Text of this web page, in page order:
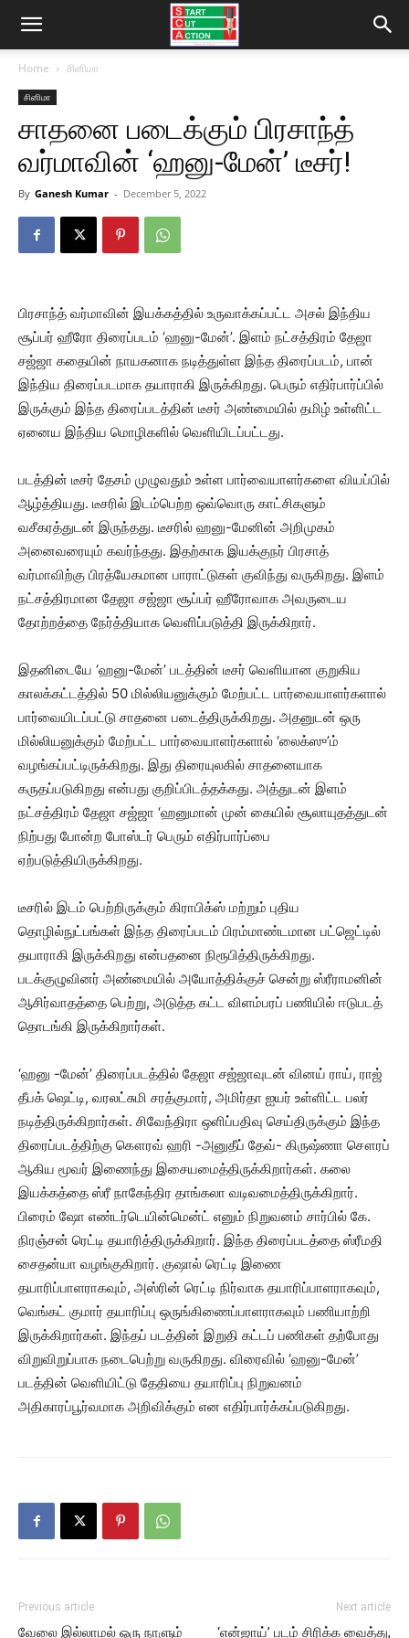
Home சினிமா
சினிமா
சாதனை படைக்கும் பிரசாந்த்
வர்மாவின் ‘ஹனு-மேன்’ டீசர்!
By Ganesh Kumar - December 5, 2022
பிரசாந்த் வர்மாவின் இயக்கத்தில் உருவாக்கப்பட்ட அசல் இந்திய
சூப்பர் ஹீரோ திரைப்படம் ‘ஹனு-மேன்’. இளம் நட்சத்திரம் தேஜா
சஜ்ஜா கதையின் நாயகனாக நடித்துள்ள இந்த திரைப்படம், பான்
இந்திய திரைப்படமாக தயாராகி இருக்கிறது. பெரும் எதிர்பார்ப்பில்
இருக்கும் இந்த திரைப்படத்தின் டீசர் அண்மையில் தமிழ் உள்ளிட்ட
ஏனைய இந்திய மொழிகளில் வெளியிடப்பட்டது.‌
படத்தின் டீசர் தேசம் முழுவதும் உள்ள பார்வையாளர்களை வியப்பில்
ஆழ்த்தியது. டீசரில் இடம்பெற்ற ஒவ்வொரு காட்சிகளும்
வசீகரத்துடன் இருந்தது. டீசரில் ஹனு-மேனின் அறிமுகம்
அனைவரையும் கவர்ந்தது. இதற்காக இயக்குநர் பிரசாத்
வர்மாவிற்கு பிரத்யேகமான பாராட்டுகள் குவிந்து வருகிறது. இளம்
நட்சத்திரமான தேஜா சஜ்ஜா சூப்பர் ஹீரோவாக அவருடைய
தோற்றத்தை நேர்த்தியாக வெளிப்படுத்தி இருக்கிறார்.
இதனிடையே ‘ஹனு-மேன்’ படத்தின் டீசர் வெளியான குறுகிய
காலக்கட்டத்தில் 50 மில்லியனுக்கும் மேற்பட்ட பார்வையாளர்களால்
பார்வையிடப்பட்டு சாதனை படைத்திருக்கிறது. அதனுடன் ஒரு
மில்லியனுக்கும் மேற்பட்ட பார்வையாளர்களால் ‘லைக்ஸு’ம்
வழங்கப்பட்டிருக்கிறது. இது திரையுலகில் சாதனையாக
கருதப்படுகிறது என்பது குறிப்பிடத்தக்கது. அத்துடன் இளம்
நட்சத்திரம் தேஜா சஜ்ஜா ‘ஹனுமான் முன் கையில் சூலாயுதத்துடன்
நிற்பது போன்ற போஸ்டர் பெரும் எதிர்பார்ப்பை
ஏற்படுத்தியிருக்கிறது.
டீசரில் இடம் பெற்றிருக்கும் கிராபிக்ஸ் மற்றும் புதிய
தொழில்நுட்பங்கள் இந்த திரைப்படம் பிரம்மாண்டமான பட்ஜெட்டில்
தயாராகி இருக்கிறது என்பதனை நிரூபித்திருக்கிறது.
படக்குழுவினர் அண்மையில் அயோத்திக்குச் சென்று ஸ்ரீராமனின்
ஆசிர்வாதத்தை பெற்று, அடுத்த கட்ட விளம்பரப் பணியில் ஈடுபடத்
தொடங்கி இருக்கிறார்கள்.
‘ஹனு -மேன்’ திரைப்படத்தில் தேஜா சஜ்ஜாவுடன் வினய் ராய், ராஜ்
தீபக் ஷெட்டி, வரலட்சுமி சரத்குமார், அமிர்தா ஐயர் உள்ளிட்ட பலர்
நடித்திருக்கிறார்கள். சிவேந்திரா ஒளிப்பதிவு செய்திருக்கும் இந்த
திரைப்படத்திற்கு கௌரவ் ஹரி -அனுதீப் தேவ்- கிருஷ்ணா சௌரப்
ஆகிய மூவர் இணைந்து இசையமைத்திருக்கிறார்கள். கலை
இயக்கத்தை ஸ்ரீ நாகேந்திர தாங்கலா வடிவமைத்திருக்கிறார்.
பிரைம் ஷோ எண்டர்டெயின்மென்ட் எனும் நிறுவனம் சார்பில் கே.
நிரஞ்சன் ரெட்டி தயாரித்திருக்கிறார். இந்த திரைப்படத்தை ஸ்ரீமதி
சைதன்யா வழங்குகிறார். குஷால் ரெட்டி இணை
தயாரிப்பாளராகவும், அஸ்ரின் ரெட்டி நிர்வாக தயாரிப்பாளராகவும்,
வெங்கட் குமார் தயாரிப்பு ஒருங்கிணைப்பாளராகவும் பணியாற்றி
இருக்கிறார்கள். இந்தப் படத்தின் இறுதி கட்டப் பணிகள் தற்போது
விறுவிறுப்பாக நடைபெற்று வருகிறது. விரைவில் ‘ஹனு-மேன்’
படத்தின் வெளியிட்டு தேதியை தயாரிப்பு நிறுவனம்
அதிகாரப்பூர்வமாக அறிவிக்கும் என எதிர்பார்க்கப்படுகிறது.
Previous article
வேலை இல்லாமல் ஒரு நாளும்
Next article
‘என்ஜாய்’ படம் சிரிக்க வைத்து,